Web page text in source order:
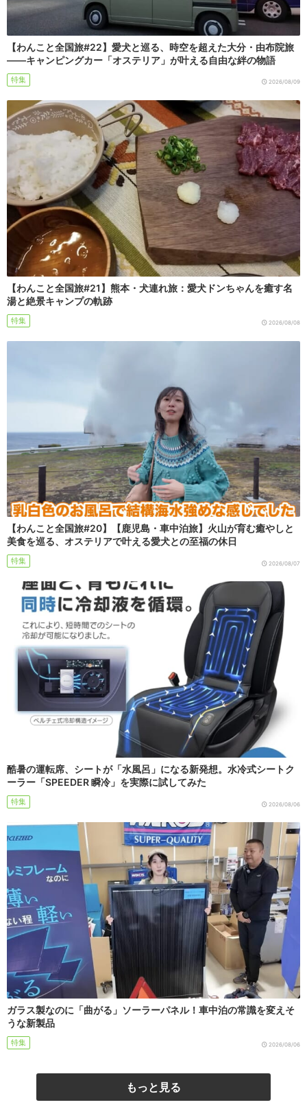
【わんこと全国旅#22】愛犬と巡る、時空を超えた大分・由布院旅
――キャンピングカー「オステリア」が叶える自由な絆の物語
特集 2026/08/09
【わんこと全国旅#21】熊本・犬連れ旅：愛犬ドンちゃんを癒す名
湯と絶景キャンプの軌跡
特集 2026/08/08
【わんこと全国旅#20】【鹿児島・車中泊旅】火山が育む癒やしと
美食を巡る、オステリアで叶える愛犬との至福の休日
特集 2026/08/07
酷暑の運転席、シートが「水風呂」になる新発想。水冷式シートク
ーラー「SPEEDER 瞬冷」を実際に試してみた
特集 2026/08/06
ガラス製なのに「曲がる」ソーラーパネル！車中泊の常識を変えそ
うな新製品
特集 2026/08/06
もっと見る